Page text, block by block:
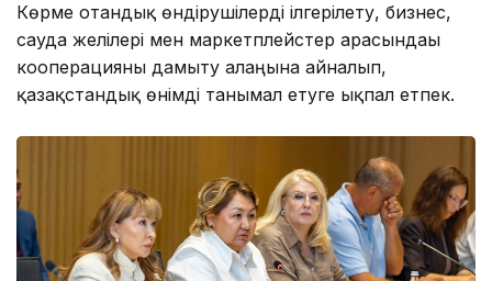
Көрме отандық өндірушілерді ілгерілету, бизнес,
сауда желілері мен маркетплейстер арасындағы
кооперацияны дамыту алаңына айналып,
қазақстандық өнімді танымал етуге ықпал етпек.